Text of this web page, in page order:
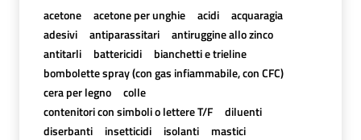
acetone acetone per unghie acidi
acquaragia
adesivi
antiparassitari
antiruggine allo zinco
antitarli
battericidi
bianchetti e trieline
bombolette spray (con gas infiammabile, con CFC)
cera per legno
colle
contenitori con simboli o lettere T/F
diluenti
diserbanti
insetticidi isolanti
mastici